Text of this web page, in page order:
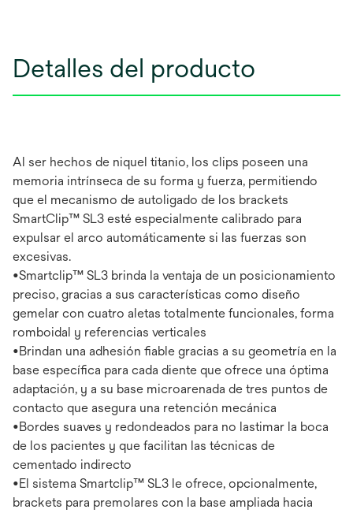
Detalles del producto
Al ser hechos de niquel titanio, los clips poseen una
memoria intrínseca de su forma y fuerza, permitiendo
que el mecanismo de autoligado de los brackets
SmartClip™ SL3 esté especialmente calibrado para
expulsar el arco automáticamente si las fuerzas son
excesivas.
•Smartclip™ SL3 brinda la ventaja de un posicionamiento
preciso, gracias a sus características como diseño
gemelar con cuatro aletas totalmente funcionales, forma
romboidal y referencias verticales
•Brindan una adhesión fiable gracias a su geometría en la
base específica para cada diente que ofrece una óptima
adaptación, y a su base microarenada de tres puntos de
contacto que asegura una retención mecánica
•Bordes suaves y redondeados para no lastimar la boca
de los pacientes y que facilitan las técnicas de
cementado indirecto
•El sistema Smartclip™ SL3 le ofrece, opcionalmente,
brackets para premolares con la base ampliada hacia